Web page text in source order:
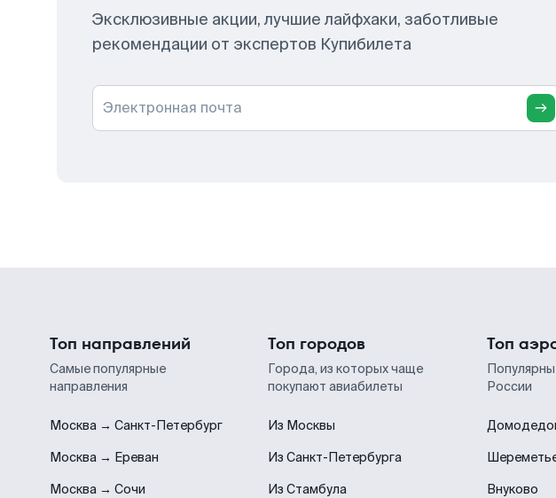
Эксклюзивные акции, лучшие лайфхаки, заботливые
рекомендации от экспертов Купибилета
Электронная почта
Топ направлений
Самые популярные
направления
Москва → Санкт-Петербург
Москва → Ереван
Москва → Сочи
Топ городов
Города, из которых чаще
покупают авиабилеты
Из Москвы
Из Санкт-Петербурга
Из Стамбула
Топ
России
Внуково